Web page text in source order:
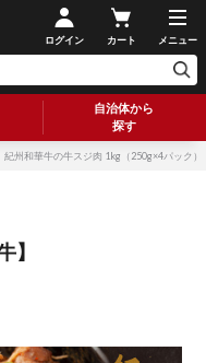
ログイン カート メニュー
自治体から
探す
州和華牛の牛スジ肉 1kg（250g×4パック）
】